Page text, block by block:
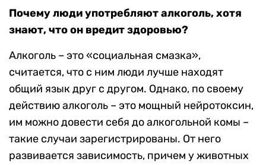
Почему люди употребляют алкоголь, хотя
знают, что он вредит здоровью?
Алкоголь – это «социальная смазка»,
считается, что с ним люди лучше находят
общий язык друг с другом. Однако, по своему
действию алкоголь – это мощный нейротоксин,
им можно довести себя до алкогольной комы –
такие случаи зарегистрированы. От него
развивается зависимость, причем у животных